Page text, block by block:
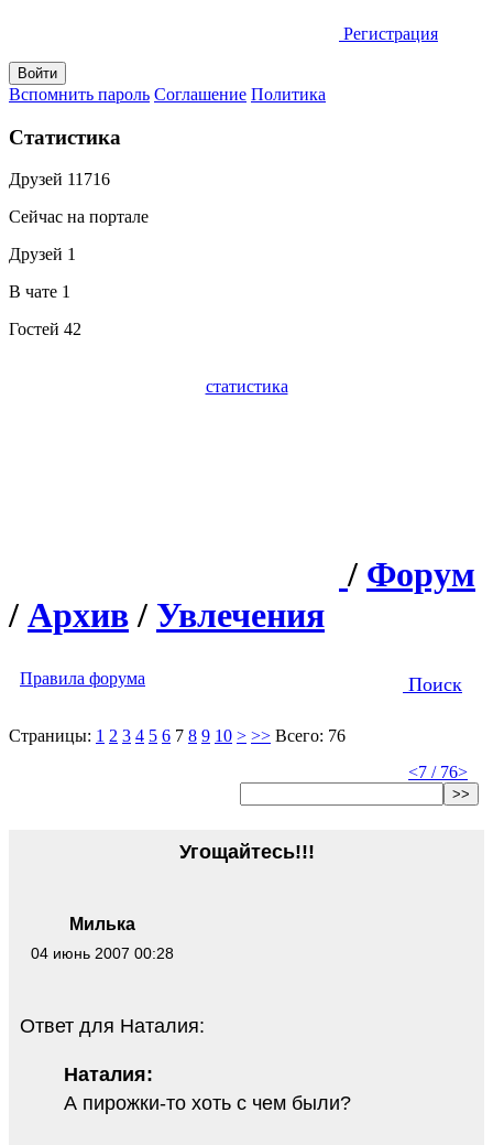
Регистрация
Вспомнить пароль Соглашение Политика
Статистика
Друзей 11716
Сейчас на портале
Друзей 1
В чате 1
Гостей 42
статистика
/ Форум
/ Архив / Увлечения
Правила форума Поиск
Страницы: 1 2 3 4 5 6 7 8 9 10 > >> Всего: 76
<7 / 76>
>>
Милька
04 июнь 2007 00:28
Угощайтесь!!!
Ответ для Наталия:
Наталия:
А пирожки-то хоть с чем были?